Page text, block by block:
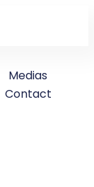
Medias
Contact